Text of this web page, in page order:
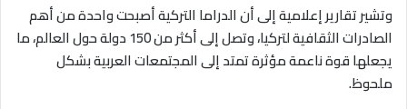
وتشير تقارير إعلامية إلى أن الدراما التركية أصبحت واحدة من أهم
الصادرات الثقافية لتركيا، وتصل إلى أكثر من 150 دولة حول العالم، ما
يجعلها قوة ناعمة مؤثرة تمتد إلى المجتمعات العربية بشكل
ملحوظ.